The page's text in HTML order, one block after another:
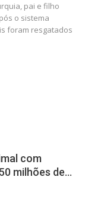
pai e filho
o sistema
foram resgatados
com
milhões de…